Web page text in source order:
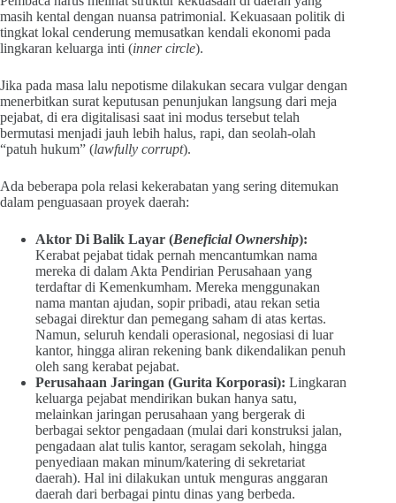
masih kental dengan nuansa patrimonial. Kekuasaan politik di
tingkat lokal cenderung memusatkan kendali ekonomi pada
lingkaran keluarga inti (inner circle).
Jika pada masa lalu nepotisme dilakukan secara vulgar dengan
menerbitkan surat keputusan penunjukan langsung dari meja
pejabat, di era digitalisasi saat ini modus tersebut telah
bermutasi menjadi jauh lebih halus, rapi, dan seolah-olah
“patuh hukum” (lawfully corrupt).
Ada beberapa pola relasi kekerabatan yang sering ditemukan
dalam penguasaan proyek daerah:
Aktor Di Balik Layar (Beneficial Ownership):
Kerabat pejabat tidak pernah mencantumkan nama
mereka di dalam Akta Pendirian Perusahaan yang
terdaftar di Kemenkumham. Mereka menggunakan
nama mantan ajudan, sopir pribadi, atau rekan setia
sebagai direktur dan pemegang saham di atas kertas.
Namun, seluruh kendali operasional, negosiasi di luar
kantor, hingga aliran rekening bank dikendalikan penuh
oleh sang kerabat pejabat.
Perusahaan Jaringan (Gurita Korporasi): Lingkaran
keluarga pejabat mendirikan bukan hanya satu,
melainkan jaringan perusahaan yang bergerak di
berbagai sektor pengadaan (mulai dari konstruksi jalan,
pengadaan alat tulis kantor, seragam sekolah, hingga
penyediaan makan minum/katering di sekretariat
daerah). Hal ini dilakukan untuk menguras anggaran
daerah dari berbagai pintu dinas yang berbeda.